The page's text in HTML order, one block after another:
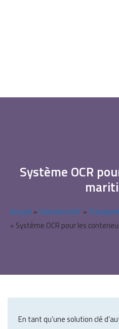
Système OCR
Accueil » Solutions IIoT »
» Système OCR pour les
En tant qu’une solution clé